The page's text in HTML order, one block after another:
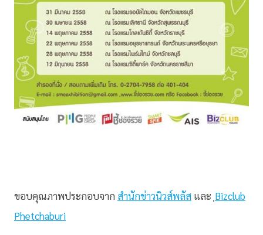
ขอบคุณภาพประกอบจาก สำนักข่าวนิวส์พลัส และ ฺ Bizclub
Phetchaburi